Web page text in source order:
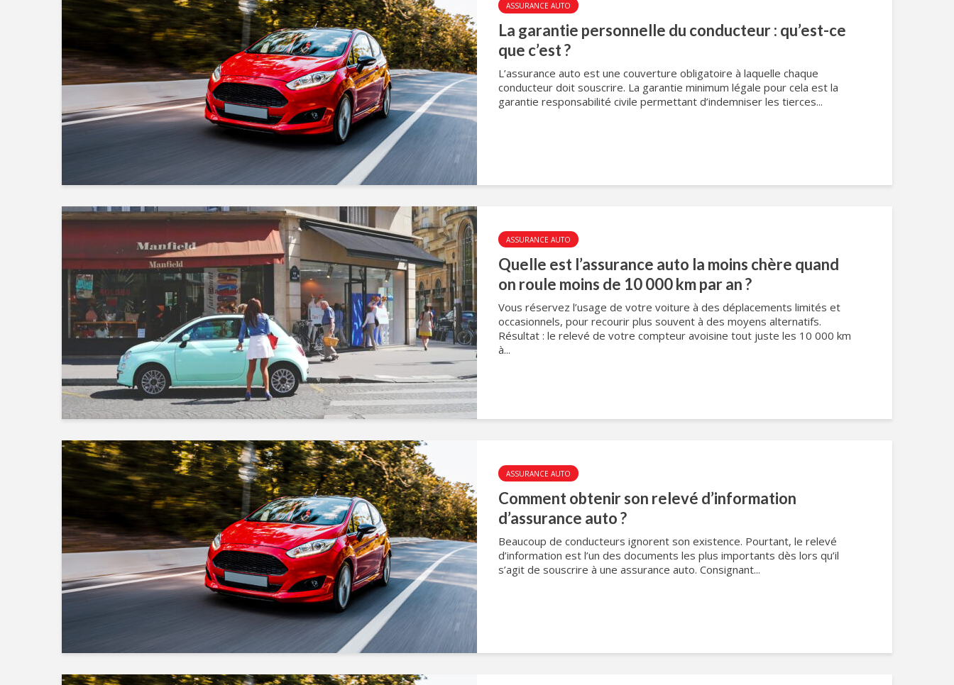
ASSURANCE AUTO
La garantie personnelle du conducteur : qu’est-ce
que c’est ?
L’assurance auto est une couverture obligatoire à laquelle chaque
conducteur doit souscrire. La garantie minimum légale pour cela est la
garantie responsabilité civile permettant d’indemniser les tierces...
ASSURANCE AUTO
Quelle est l’assurance auto la moins chère quand
on roule moins de 10 000 km par an ?
Vous réservez l’usage de votre voiture à des déplacements limités et
occasionnels, pour recourir plus souvent à des moyens alternatifs.
Résultat : le relevé de votre compteur avoisine tout juste les 10 000 km
à...
ASSURANCE AUTO
Comment obtenir son relevé d’information
d’assurance auto ?
Beaucoup de conducteurs ignorent son existence. Pourtant, le relevé
d’information est l’un des documents les plus importants dès lors qu’il
s’agit de souscrire à une assurance auto. Consignant...